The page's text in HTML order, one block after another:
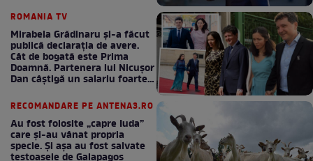
ROMANIA TV
Mirabela Grădinaru și-a făcut
publică declarația de avere.
Cât de bogată este Prima
Doamnă. Partenera lui Nicușor
Dan câștigă un salariu foarte
RECOMANDARE PE ANTENA3.RO
Au fost folosite „capre Iuda”
care și-au vânat propria
specie. Și așa au fost salvate